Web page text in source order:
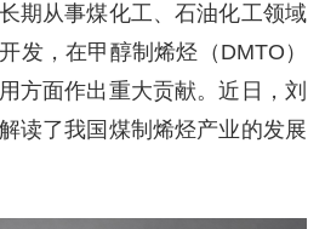
期从事煤化工、石油化工领域
发，在甲醇制烯烃（DMTO）
方面作出重大贡献。近日，刘
读了我国煤制烯烃产业的发展